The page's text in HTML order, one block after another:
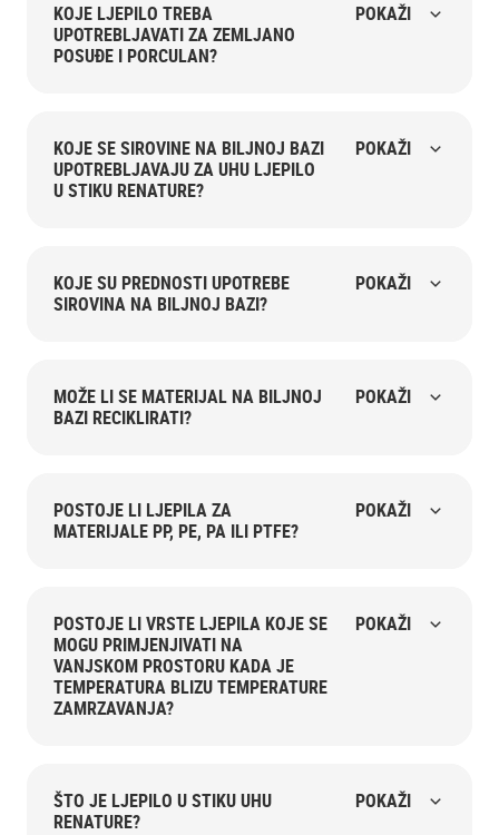
KOJE LJEPILO TREBA
UPOTREBLJAVATI ZA ZEMLJANO
POSUĐE I PORCULAN?
POKAŽI
KOJE SE SIROVINE NA BILJNOJ BAZI
UPOTREBLJAVAJU ZA UHU LJEPILO
U STIKU RENATURE?
POKAŽI
KOJE SU PREDNOSTI UPOTREBE
SIROVINA NA BILJNOJ BAZI?
POKAŽI
MOŽE LI SE MATERIJAL NA BILJNOJ
BAZI RECIKLIRATI?
POKAŽI
POSTOJE LI LJEPILA ZA
MATERIJALE PP, PE, PA ILI PTFE?
POKAŽI
POSTOJE LI VRSTE LJEPILA KOJE SE
MOGU PRIMJENJIVATI NA
VANJSKOM PROSTORU KADA JE
TEMPERATURA BLIZU TEMPERATURE
ZAMRZAVANJA?
POKAŽI
ŠTO JE LJEPILO U STIKU UHU
RENATURE?
POKAŽI